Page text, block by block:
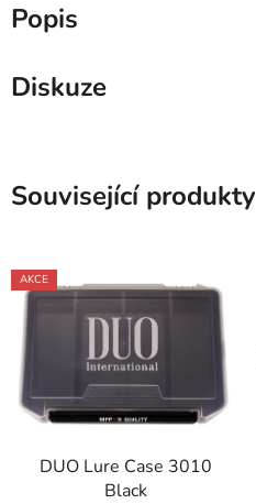
Popis
Diskuze
Související produkty
AKCE
DUO Lure Case 3010
Black